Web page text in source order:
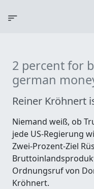
2 percent for
german
Reiner Kröhnert
Niemand weiß, ob
jede US-Regierung
Zwei-Prozent-Ziel
Ordnungsruf von
Kröhnert.